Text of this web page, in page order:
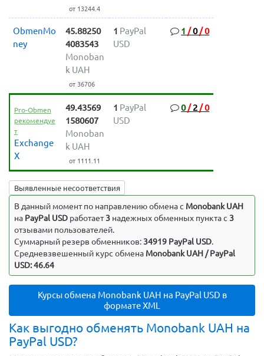
от 13244.4
ObmenMo
ney
45.88250
4083543
Monoban
k UAH
от 36706
1 PayPal
USD
1 /0/0
Pro-Obmen
рекомендуе
т
Exchange
X
49.43569
1580607
Monoban
k UAH
от 1111.11
1 PayPal
USD
0/ 2 /0
Выявленные несоответствия
В данный момент по направлению обмена c Monobank UAH
на PayPal USDработает3надежных обменных пункта с 3
отзывами пользователей.
Суммарный резерв обменников: 34919 PayPal USD.
Средневзвешенный курс обмена Monobank UAH / PayPal
USD: 46.64
Курсы обмена Monobank UAH на PayPal USD в
формате XML
Как выгодно обменять Monobank UAH на
PayPal USD?